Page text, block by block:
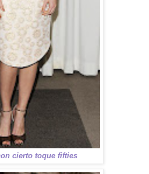
cierto toque fifties